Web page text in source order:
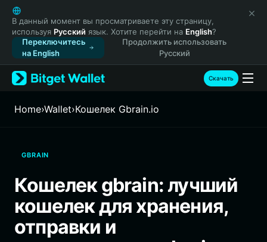
English
日本語
Tiếng Việt
Русский
Español (Latinoamérica)
Türkçe
Français
繁體中文
Bahasa Indonesia
ภาษาไทย
Español
В данный момент вы просматриваете эту страницу,
используя Русский язык. Хотите перейти на English?
Переключитесь
на English
Продолжить использовать
Русский
Скачать
Home›Wallet›Кошелек Gbrain.io
GBRAIN
Кошелек gbrain: лучший
кошелек для хранения,
отправки и